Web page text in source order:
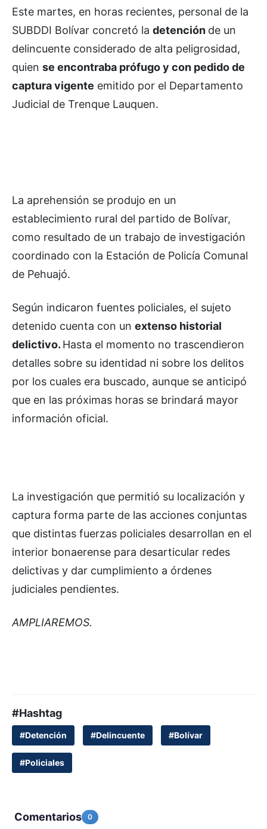
Este martes, en horas recientes, personal de la
SUBDDI Bolívar concretó la detención de un
delincuente considerado de alta peligrosidad,
quien se encontraba prófugo y con pedido de
captura vigente emitido por el Departamento
Judicial de Trenque Lauquen.
La aprehensión se produjo en un
establecimiento rural del partido de Bolívar,
como resultado de un trabajo de investigación
coordinado con la Estación de Policía Comunal
de Pehuajó.
Según indicaron fuentes policiales, el sujeto
detenido cuenta con un extenso historial
delictivo. Hasta el momento no trascendieron
detalles sobre su identidad ni sobre los delitos
por los cuales era buscado, aunque se anticipó
que en las próximas horas se brindará mayor
información oficial.
La investigación que permitió su localización y
captura forma parte de las acciones conjuntas
que distintas fuerzas policiales desarrollan en el
interior bonaerense para desarticular redes
delictivas y dar cumplimiento a órdenes
judiciales pendientes.
AMPLIAREMOS.
#Hashtag
#Detención #Delincuente #Bolívar
#Policiales
Comentarios 0